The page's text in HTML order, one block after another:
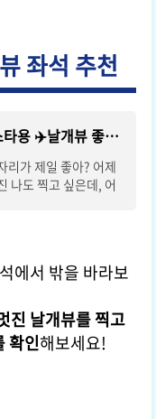
좌석 추천
진에어 좌석 추천 인스타용 ✈️날개뷰 좋은 자리는?
리가 제일 좋아? 어제
나도 찍고 싶은데, 어
에서 밖을 바라보
진 날개뷰를 찍고
확인해보세요!